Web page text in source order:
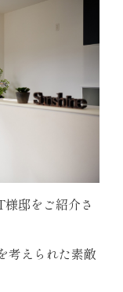
邸をご紹介さ
考えられた素敵